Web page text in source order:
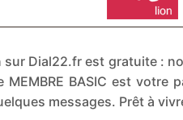
sur Dial22.fr est gratuite :
MEMBRE BASIC est
messages. Prêt à